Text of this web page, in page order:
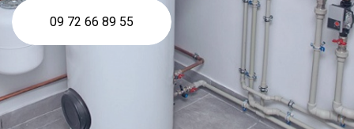
09 72 66 89 55